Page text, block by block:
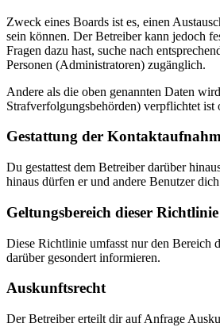
Zweck eines Boards ist es, einen
sein können. Der Betreiber kann jedoch
Fragen dazu hast, suche nach
Personen (Administratoren) zugänglich.
Andere als die oben genannten Daten
Strafverfolgungsbehörden) verpflichtet
Gestattung der
Du gestattest dem Betreiber darüber
hinaus dürfen er und andere Benutzer
Geltungsbereich dieser Richtlinie
Diese Richtlinie umfasst nur den Bereich
darüber gesondert informieren.
Auskunftsrecht
Der Betreiber erteilt dir auf Anfrage